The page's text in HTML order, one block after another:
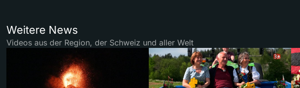
Weitere News
Videos aus der Region, der Schweiz und aller Welt